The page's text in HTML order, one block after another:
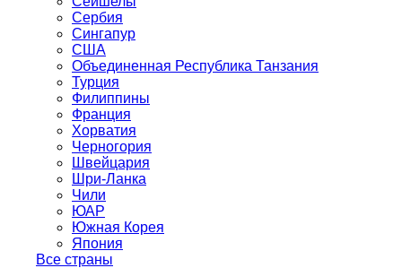
Сербия
Сингапур
США
Объединенная Республика Танзания
Турция
Филиппины
Франция
Хорватия
Черногория
Швейцария
Шри-Ланка
Чили
ЮАР
Южная Корея
Япония
Все страны